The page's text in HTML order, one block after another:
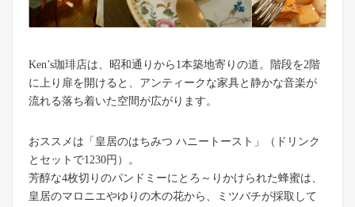
Ken’s珈琲店は、昭和通りから1本築地寄りの道。階段を2階
に上り扉を開けると、アンティークな家具と静かな音楽が
流れる落ち着いた空間が広がります。
おススメは「皇居のはちみつ ハニートースト」（ドリンク
とセットで1230円）。
芳醇な4枚切りのパンドミーにとろ～りかけられた蜂蜜は、
皇居のマロニエやゆりの木の花から、ミツバチが採取して